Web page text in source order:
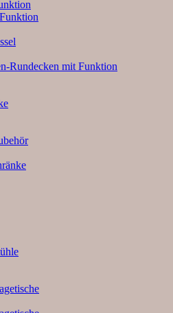
Rundecken mit Funktion